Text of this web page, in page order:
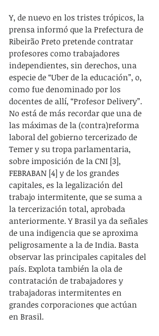
Y, de nuevo en los tristes trópicos, la
prensa informó que la Prefectura de
Ribeirão Preto pretende contratar
profesores como trabajadores
independientes, sin derechos, una
especie de “Uber de la educación”, o,
como fue denominado por los
docentes de allí, “Profesor Delivery”.
No está de más recordar que una de
las máximas de la (contra)reforma
laboral del gobierno tercerizado de
Temer y su tropa parlamentaria,
sobre imposición de la CNI [3],
FEBRABAN [4] y de los grandes
capitales, es la legalización del
trabajo intermitente, que se suma a
la tercerización total, aprobada
anteriormente. Y Brasil ya da señales
de una indigencia que se aproxima
peligrosamente a la de India. Basta
observar las principales capitales del
país. Explota también la ola de
contratación de trabajadores y
trabajadoras intermitentes en
grandes corporaciones que actúan
en Brasil.